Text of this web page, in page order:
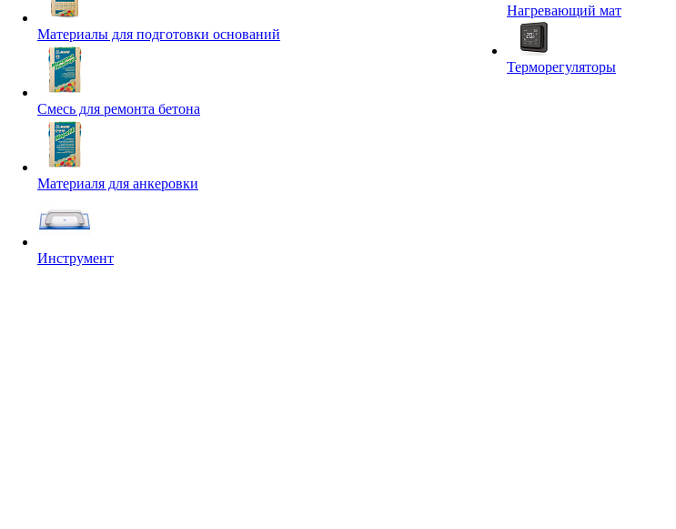
Материалы для подготовки оснований
Смесь для ремонта бетона
Материаля для анкеровки
Инструмент
Нагревающий мат
Терморегуляторы